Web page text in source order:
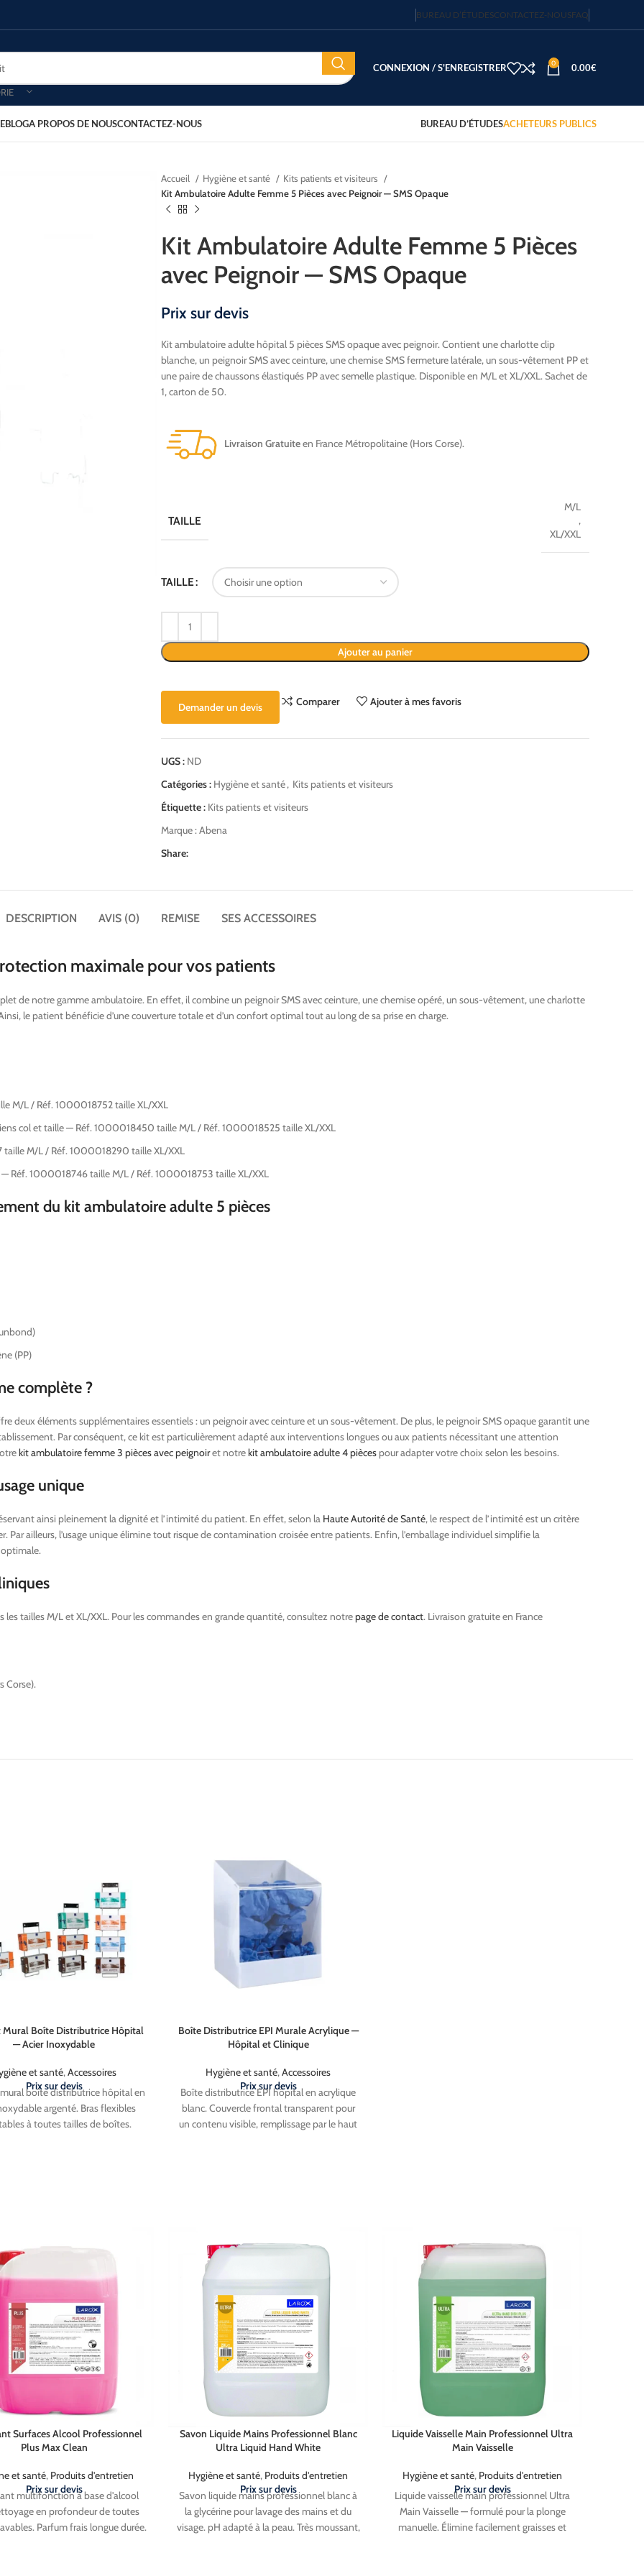
BUREAU D’ÉTUDESCONTACTEZ-NOUSFAQ
CONNEXION / S'ENREGISTRER 0 0.00€
BLOGA PROPOS DE NOUSCONTACTEZ-NOUS BUREAU D’ÉTUDESACHETEURS PUBLICS
Accueil Hygiène et santé
Kits patients et visiteurs
Kit Ambulatoire Adulte Femme 5 Pièces avec Peignoir — SMS Opaque
Kit Ambulatoire Adulte Femme 5 Pièces
avec Peignoir — SMS Opaque
Prix sur devis
Kit ambulatoire adulte hôpital 5 pièces SMS opaque avec peignoir. Contient une charlotte clip
blanche, un peignoir SMS avec ceinture, une chemise SMS fermeture latérale, un sous-vêtement PP et
une paire de chaussons élastiqués PP avec semelle plastique. Disponible en M/L et XL/XXL. Sachet de
1, carton de 50.
Livraison Gratuiteen France Métropolitaine (Hors Corse).
TAILLE
M/L
,
XL/XXL
TAILLE
Ajouter au panier
Demander un devis Comparer Ajouter à mes favoris
UGS : ND
Catégories : Hygiène et santé, Kits patients et visiteurs
Étiquette : Kits patients et visiteurs
Marque :Abena
Share:
DESCRIPTION AVIS (0) REMISE SES ACCESSOIRES
maximale pour vos patients
de notre gamme ambulatoire. En effet, il combine un peignoir SMS avec ceinture, une chemise opéré, un sous-vêtement, une charlotte
le patient bénéficie d’une couverture totale et d’un confort optimal tout au long de sa prise en charge.
M/L / Réf. 1000018752 taille XL/XXL
col et taille — Réf. 1000018450 taille M/L / Réf. 1000018525 taille XL/XXL
M/L / Réf. 1000018290 taille XL/XXL
— Réf. 1000018746 taille M/L / Réf. 1000018753 taille XL/XXL
du kit ambulatoire adulte 5 pièces
(PP)
complète ?
deux éléments supplémentaires essentiels : un peignoir avec ceinture et un sous-vêtement. De plus, le peignoir SMS opaque garantit une
Par conséquent, ce kit est particulièrement adapté aux interventions longues ou aux patients nécessitant une attention
kit ambulatoire femme 3 pièces avec peignoiret notrekit ambulatoire adulte 4 pièces pour adapter votre choix selon les besoins.
unique
ainsi pleinement la dignité et l’intimité du patient. En effet, selon la Haute Autorité de Santé, le respect de l’intimité est un critère
ailleurs, l’usage unique élimine tout risque de contamination croisée entre patients. Enfin, l’emballage individuel simplifie la
tailles M/L et XL/XXL. Pour les commandes en grande quantité, consultez notrepage de contact. Livraison gratuite en France
Corse).
Boîte Distributrice Hôpital
— Acier Inoxydable
et santé,Accessoires
Prix sur devis
boîte distributrice hôpital en
argenté. Bras flexibles
à toutes tailles de boîtes.
(Hors Corse).
Boîte Distributrice EPI Murale Acrylique —
Hôpital et Clinique
Hygiène et santé,Accessoires
Prix sur devis
Boîte distributrice EPI hôpital en acrylique
blanc. Couvercle frontal transparent pour
un contenu visible, remplissage par le haut
Métropolitaine (Hors Corse).
Surfaces Alcool Professionnel
Plus Max Clean
et santé, Produits d'entretien
Prix sur devis
multifonction à base d'alcool
en profondeur de toutes
Parfum frais longue durée.
Savon Liquide Mains Professionnel Blanc
Ultra Liquid Hand White
Hygiène et santé, Produits d'entretien
Prix sur devis
Savon liquide mains professionnel blanc à
la glycérine pour lavage des mains et du
visage. pH adapté à la peau. Très moussant,
Liquide Vaisselle Main Professionnel Ultra
Main Vaisselle
Hygiène et santé, Produits d'entretien
Prix sur devis
Liquide vaisselle main professionnel Ultra
Main Vaisselle — formulé pour la plonge
manuelle. Élimine facilement graisses et